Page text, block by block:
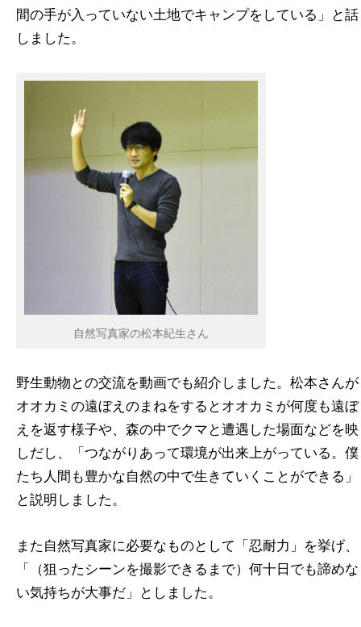
間の手が入っていない土地でキャンプをしている」と話
しました。
自然写真家の松本紀生さん
野生動物との交流を動画でも紹介しました。松本さんが
オオカミの遠ぼえのまねをするとオオカミが何度も遠ぼ
えを返す様子や、森の中でクマと遭遇した場面などを映
しだし、「つながりあって環境が出来上がっている。僕
たち人間も豊かな自然の中で生きていくことができる」
と説明しました。
また自然写真家に必要なものとして「忍耐力」を挙げ、
「（狙ったシーンを撮影できるまで）何十日でも諦めな
い気持ちが大事だ」としました。